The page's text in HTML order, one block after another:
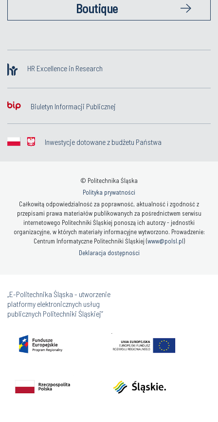
Boutique
HR Excellence in Research
Biuletyn Informacji Publicznej
Inwestycje dotowane z budżetu Państwa
© Politechnika Śląska
Polityka prywatności
Całkowitą odpowiedzialność za poprawność, aktualność i zgodność z
przepisami prawa materiałów publikowanych za pośrednictwem serwisu
internetowego Politechniki Śląskiej ponoszą ich autorzy - jednostki
organizacyjne, w których materiały informacyjne wytworzono. Prowadzenie:
Centrum Informatyczne Politechniki Śląskiej (www@polsl.pl)
Deklaracja dostępności
„E-Politechnika Śląska - utworzenie
platformy elektronicznych usług
publicznych Politechniki Śląskiej”